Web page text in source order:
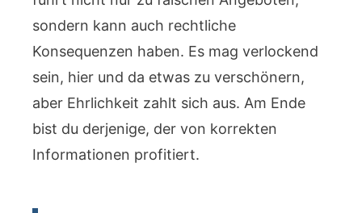
sondern kann auch rechtliche
Konsequenzen haben. Es mag verlockend
sein, hier und da etwas zu verschönern,
aber Ehrlichkeit zahlt sich aus. Am Ende
bist du derjenige, der von korrekten
Informationen profitiert.